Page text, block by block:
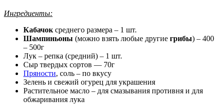
Ингредиенты:
Кабачок среднего размера – 1 шт.
Шампиньоны (можно взять любые другие грибы) – 400
– 500г
Лук – репка (средний) – 1 шт.
Сыр твердых сортов — 70г
Пряности, соль – по вкусу
Зелень и свежий огурец для украшения
Растительное масло – для смазывания противня и для
обжаривания лука